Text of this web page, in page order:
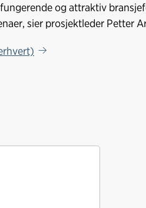
og attraktiv
sier prosjektleder Petter